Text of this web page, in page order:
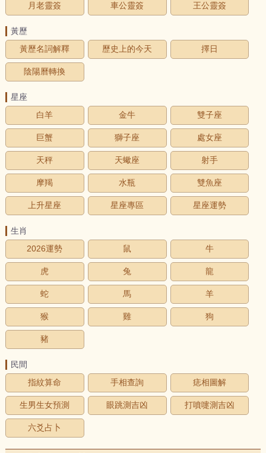
月老靈簽 車公靈簽 王公靈簽
黃歷
黃歷名詞解釋
歷史上的今天 擇日
陰陽曆轉換
星座
白羊
金牛 雙子座
巨蟹 獅子座 處女座
天秤 天蠍座 射手
摩羯 水瓶 雙魚座
上升星座 星座專區 星座運勢
生肖
2026運勢
鼠 牛
虎 兔 龍
蛇 馬 羊
猴 雞 狗
豬
民間
指紋算命
手相查詢 痣相圖解
生男生女預測 眼跳測吉凶 打噴嚏測吉凶
六爻占卜